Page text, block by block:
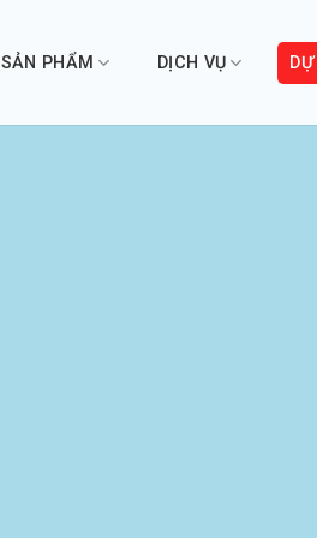
SẢN PHẨM DỊCH VỤ